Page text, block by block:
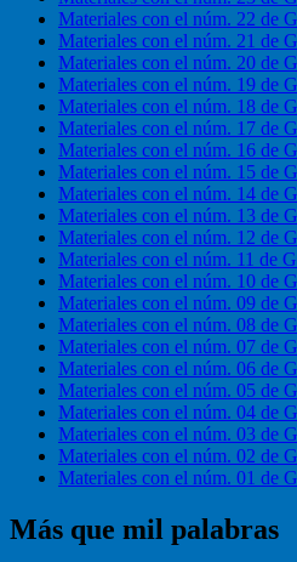
Materiales con el núm. 22 de
Materiales con el núm. 21 de
Materiales con el núm. 20 de
Materiales con el núm. 19 de
Materiales con el núm. 18 de
Materiales con el núm. 17 de
Materiales con el núm. 16 de
Materiales con el núm. 15 de
Materiales con el núm. 14 de
Materiales con el núm. 13 de
Materiales con el núm. 12 de
Materiales con el núm. 11 de
Materiales con el núm. 10 de
Materiales con el núm. 09 de
Materiales con el núm. 08 de
Materiales con el núm. 07 de
Materiales con el núm. 06 de
Materiales con el núm. 05 de
Materiales con el núm. 04 de
Materiales con el núm. 03 de
Materiales con el núm. 02 de
Materiales con el núm. 01 de
Más que mil palabras